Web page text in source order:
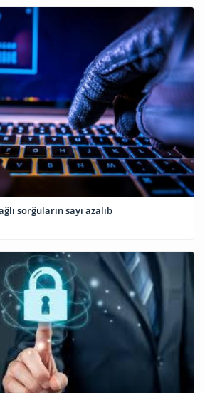
sorğuların sayı azalıb